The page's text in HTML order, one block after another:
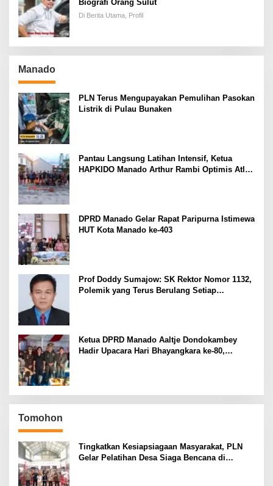
Biografi Orang Sulut
Di Berita Utama, Profil
Manado
PLN Terus Mengupayakan Pemulihan Pasokan
Listrik di Pulau Bunaken
Pantau Langsung Latihan Intensif, Ketua
HAPKIDO Manado Arthur Rambi Optimis Atlet
DPRD Manado Gelar Rapat Paripurna Istimewa
HUT Kota Manado ke-403
Prof Doddy Sumajow: SK Rektor Nomor 1132,
Polemik yang Terus Berulang Setiap
Ketua DPRD Manado Aaltje Dondokambey
Hadir Upacara Hari Bhayangkara ke-80,
Tomohon
Tingkatkan Kesiapsiagaan Masyarakat, PLN
Gelar Pelatihan Desa Siaga Bencana di